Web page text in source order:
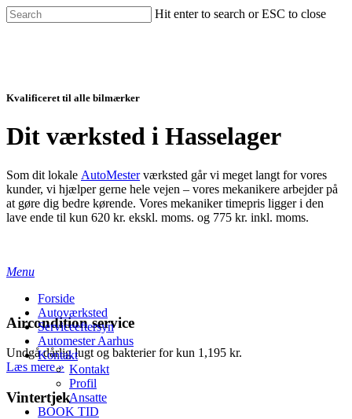
Hit enter to search or ESC to close
Menu
Forside
Autoværksted
Serviceeftersyn
Automester Aarhus
Kontakt
Kontakt
Profil
Ansatte
BOOK TID
Kvalificeret til alle bilmærker
Dit værksted i Hasselager
Som dit lokale AutoMesterværksted går vi meget langt for vores
kunder, vi hjælper gerne hele vejen – vores mekanikere arbejder på
at gøre dig bedre kørende. Vores mekaniker timepris ligger i den
lave ende til kun 620 kr. ekskl. moms. og 775 kr. inkl. moms.
Stort udbud af service og reparationer.
Læs mere »
Aircondition service
Undgå dårlig lugt og bakterier for kun 1,195 kr.
Læs mere »
Vintertjek